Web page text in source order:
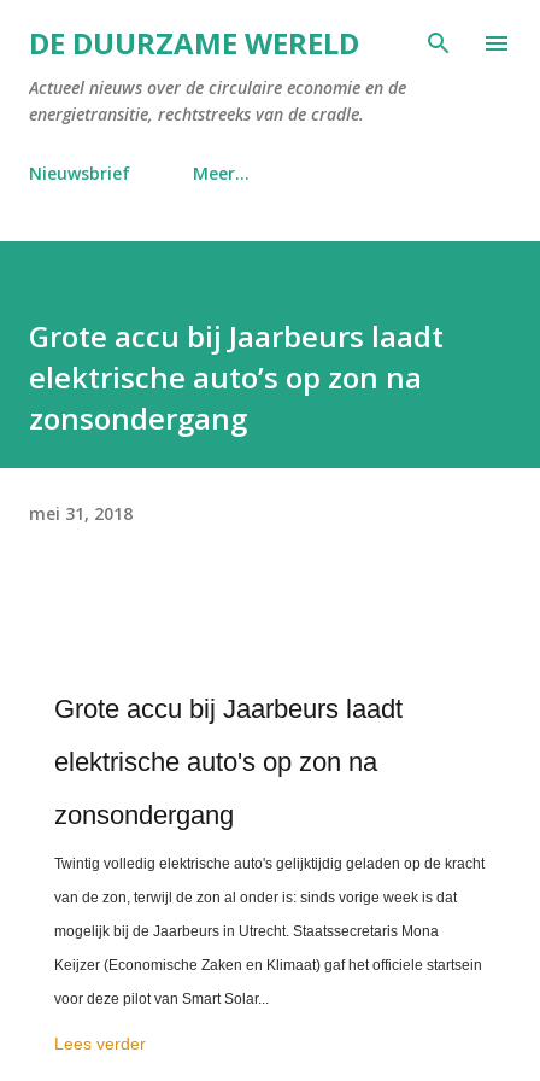
Doorgaan naar hoofdcontent
DE DUURZAME WERELD
Actueel nieuws over de circulaire economie en de
energietransitie, rechtstreeks van de cradle.
Nieuwsbrief Meer…
Grote accu bij Jaarbeurs laadt
elektrische auto’s op zon na
zonsondergang
mei 31, 2018
Grote accu bij Jaarbeurs laadt
elektrische auto's op zon na
zonsondergang
Twintig volledig elektrische auto's gelijktijdig geladen op de kracht
van de zon, terwijl de zon al onder is: sinds vorige week is dat
mogelijk bij de Jaarbeurs in Utrecht. Staatssecretaris Mona
Keijzer (Economische Zaken en Klimaat) gaf het officiele startsein
voor deze pilot van Smart Solar...
Lees verder